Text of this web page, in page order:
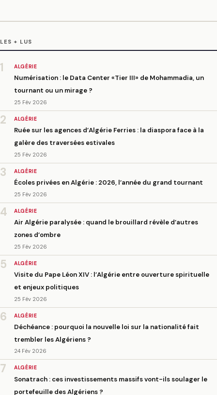
LES + LUS
1 ALGÉRIE
Numérisation : le Data Center «Tier III» de Mohammadia, un
tournant ou un mirage ?
25 Fév 2026
2 ALGÉRIE
Ruée sur les agences d’Algérie Ferries : la diaspora face à la
galère des traversées estivales
25 Fév 2026
3 ALGÉRIE
Écoles privées en Algérie : 2026, l’année du grand tournant
25 Fév 2026
4 ALGÉRIE
Air Algérie paralysée : quand le brouillard révèle d’autres
zones d’ombre
25 Fév 2026
5 ALGÉRIE
Visite du Pape Léon XIV : l’Algérie entre ouverture spirituelle
et enjeux politiques
25 Fév 2026
6 ALGÉRIE
Déchéance : pourquoi la nouvelle loi sur la nationalité fait
trembler les Algériens ?
24 Fév 2026
7 ALGÉRIE
Sonatrach : ces investissements massifs vont-ils soulager le
portefeuille des Algériens ?